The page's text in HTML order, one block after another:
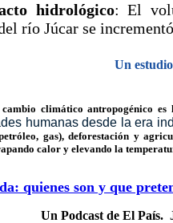
hidrológico: El
río Júcar se
Un
climático antropogénico
humanas desde la era
gas), deforestación y
calor y elevando la
quienes son y que
Un Podcast de El País.